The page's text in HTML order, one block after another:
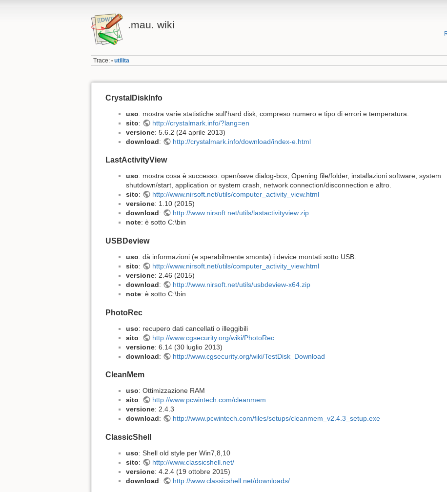
.mau. wiki
Trace: • utilita
CrystalDiskInfo
uso: mostra varie statistiche sull'hard disk, compreso numero e tipo di errori e temperatura.
sito:
http://crystalmark.info/?lang=en
versione: 5.6.2 (24 aprile 2013)
download: http://crystalmark.info/download/index-e.html
LastActivityView
uso: mostra cosa è successo: open/save dialog-box, Opening file/folder, installazioni software, system
shutdown/start, application or system crash, network connection/disconnection e altro.
sito:
http://www.nirsoft.net/utils/computer_activity_view.html
versione: 1.10 (2015)
download:
http://www.nirsoft.net/utils/lastactivityview.zip
note: è sotto C:\bin
USBDeview
uso: dà informazioni (e sperabilmente smonta) i device montati sotto USB.
sito:
http://www.nirsoft.net/utils/computer_activity_view.html
versione: 2.46 (2015)
download:
http://www.nirsoft.net/utils/usbdeview-x64.zip
note: è sotto C:\bin
PhotoRec
uso: recupero dati cancellati o illeggibili
sito:
http://www.cgsecurity.org/wiki/PhotoRec
versione: 6.14 (30 luglio 2013)
download: http://www.cgsecurity.org/wiki/TestDisk_Download
CleanMem
uso: Ottimizzazione RAM
sito:
http://www.pcwintech.com/cleanmem
versione: 2.4.3
download: http://www.pcwintech.com/files/setups/cleanmem_v2.4.3_setup.exe
ClassicShell
uso: Shell old style per Win7,8,10
sito:
http://www.classicshell.net/
versione: 4.2.4 (19 ottobre 2015)
download: http://www.classicshell.net/downloads/